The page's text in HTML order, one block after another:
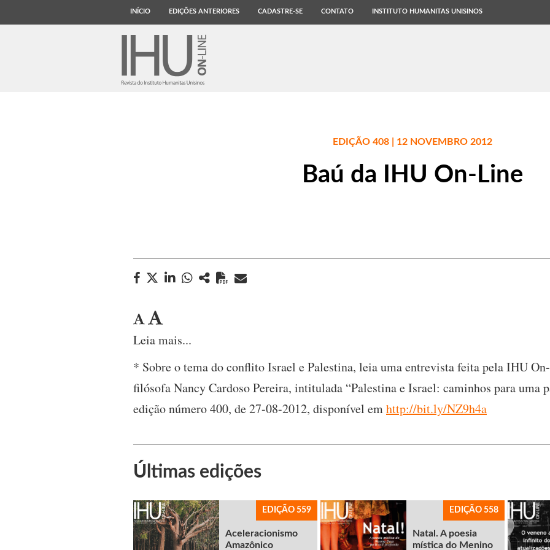
INÍCIO EDIÇÕES ANTERIORES CADASTRE-SE CONTATO INSTITUTO HUMANITAS UNISINOS
EDIÇÃO 408 | 12 NOVEMBRO 2012
Baú da IHU On-Line
Leia mais...
* Sobre o tema do conflito Israel e Palestina, leia uma entrevista feita pela IHU
filósofa Nancy Cardoso Pereira, intitulada “Palestina e Israel: caminhos para uma
edição número 400, de 27-08-2012, disponível emhttp://bit.ly/NZ9h4a
Últimas edições
EDIÇÃO 559
Aceleracionismo
Amazônico
EDIÇÃO 558
Natal. A poesia
mística do Menino